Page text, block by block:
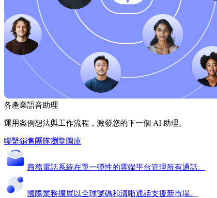
各產業語音助理
運用案例想法與工作流程，激發您的下一個 AI 助理。
聯繫銷售團隊瀏覽圖庫
商務電話系統在單一彈性的雲端平台管理所有通話。
國際業務擴展 以全球號碼和清晰通話支援新市場。